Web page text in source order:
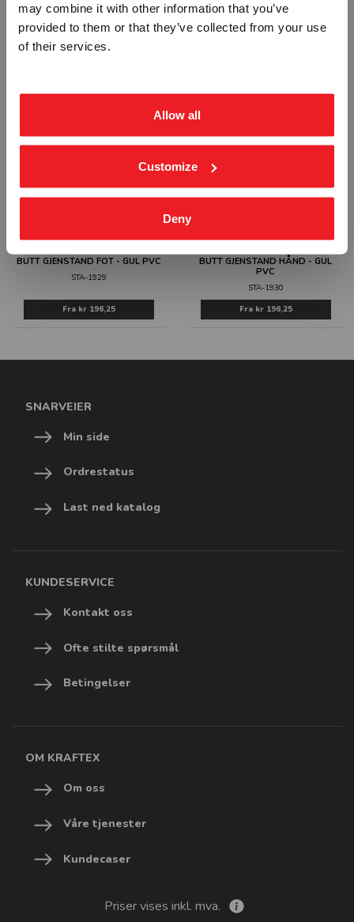
may combine it with other information that you’ve
provided to them or that they’ve collected from your use
of their services.
Allow all
Customize
Deny
BUTT GJENSTAND FOT - GUL PVC
STA-1929
Fra kr 196,25
BUTT GJENSTAND HÅND - GUL
PVC
STA-1930
Fra kr 196,25
SNARVEIER
Min side
Ordrestatus
Last ned katalog
KUNDESERVICE
Kontakt oss
Ofte stilte spørsmål
Betingelser
OM KRAFTEX
Om oss
Våre tjenester
Kundecaser
Priser vises inkl. mva.
BEDRIFT PRIVAT